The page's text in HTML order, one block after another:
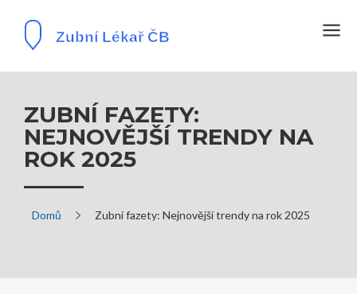
ZUBNÍ FAZETY:
NEJNOVĚJŠÍ TRENDY NA
ROK 2025
Domů Zubní fazety: Nejnovější trendy na rok 2025